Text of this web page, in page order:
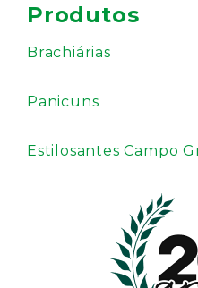
Produtos
Brachiárias
Panicuns
Estilosantes Campo